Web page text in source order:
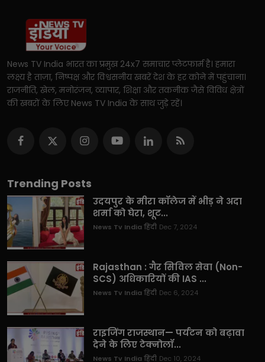
News TV India भारत का प्रमुख 24x7 समाचार प्लेटफार्म है। हमारा
लक्ष्य है ताज़ा, निष्पक्ष और विश्वसनीय खबरें देश के हर कोने में पहुंचाना।
राजनीति, खेल, मनोरंजन, व्यापार, शिक्षा और तकनीक जैसे विविध क्षेत्रों
की खबरों के लिए News TV India के साथ जुड़े रहें।
Trending Posts
उदयपुर के मीरा कॉलेज में भीड़ ने अदा
शर्मा को घेरा, शूट...
News Tv India हिंदी Dec 7, 2024
Rajasthan : गैर सिविल सेवा (Non-
SCS) अधिकारियों की IAS ...
News Tv India हिंदी Dec 6, 2024
राइजिंग राजस्थान— पर्यटन को बढ़ावा
देने के लिए टेक्नोलॉ...
News Tv India हिंदी Dec 10, 2024